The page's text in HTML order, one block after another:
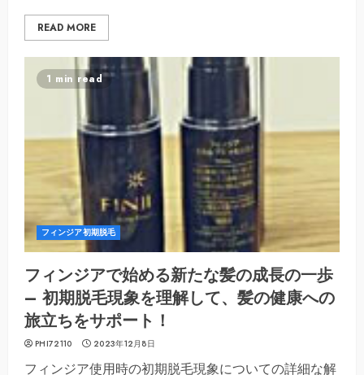
READ MORE
1 min read
フィンジア初期脱毛
フィンジアで始める新たな髪の成長の一歩
– 初期脱毛現象を理解して、髪の健康への
旅立ちをサポート！
PHI72110 2023年12月8日
フィンジア使用時の初期脱毛現象についての詳細な解